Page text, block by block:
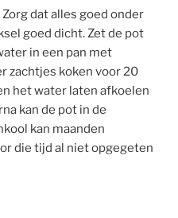
dat alles goed onder
goed dicht. Zet de pot
in een pan met
zachtjes koken voor 20
het water laten afkoelen
kan de pot in de
kan maanden
die tijd al niet opgegeten